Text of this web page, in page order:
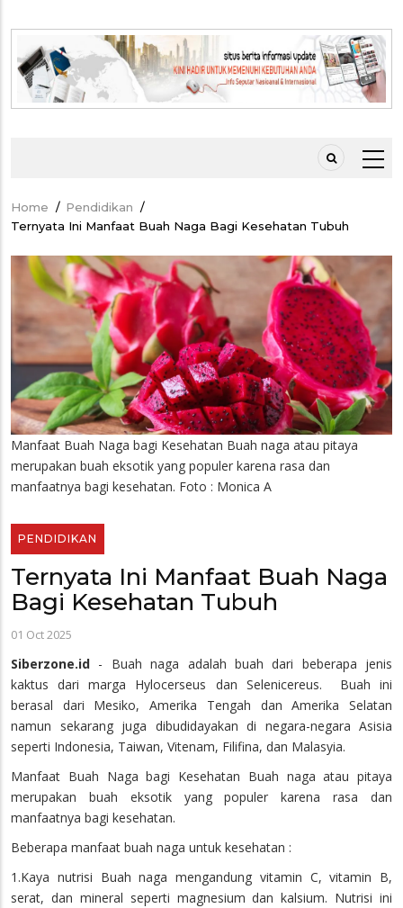
Breadcrumb
Home / Pendidikan /
Ternyata Ini Manfaat Buah Naga Bagi Kesehatan Tubuh
Manfaat Buah Naga bagi Kesehatan Buah naga atau pitaya
merupakan buah eksotik yang populer karena rasa dan
manfaatnya bagi kesehatan. Foto : Monica A
PENDIDIKAN
Ternyata Ini Manfaat Buah Naga
Bagi Kesehatan Tubuh
01 Oct 2025
Siberzone.id - Buah naga adalah buah dari beberapa jenis
kaktus dari marga Hylocerseus dan Selenicereus. Buah ini
berasal dari Mesiko, Amerika Tengah dan Amerika Selatan
namun sekarang juga dibudidayakan di negara-negara Asisia
seperti Indonesia, Taiwan, Vitenam, Filifina, dan Malasyia.
Manfaat Buah Naga bagi Kesehatan Buah naga atau pitaya
merupakan buah eksotik yang populer karena rasa dan
manfaatnya bagi kesehatan.
Beberapa manfaat buah naga untuk kesehatan :
1.Kaya nutrisi Buah naga mengandung vitamin C, vitamin B,
serat, dan mineral seperti magnesium dan kalsium. Nutrisi ini